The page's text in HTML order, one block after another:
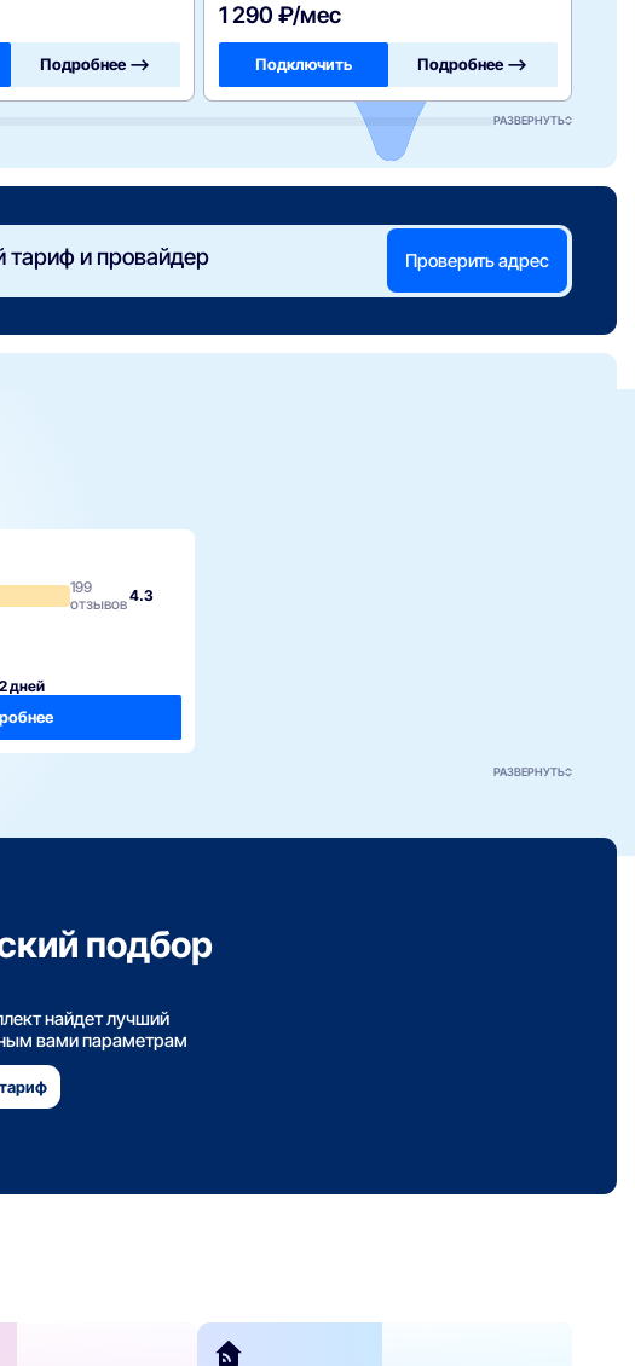
Подробнее —>
1 290 ₽/мес
Подключить Подробнее —>
РАЗВЕРНУТЬ
и провайдер Проверить адрес
4.3
199
отзывов
дней
РАЗВЕРНУТЬ
подбор
найдет лучший
вами параметрам